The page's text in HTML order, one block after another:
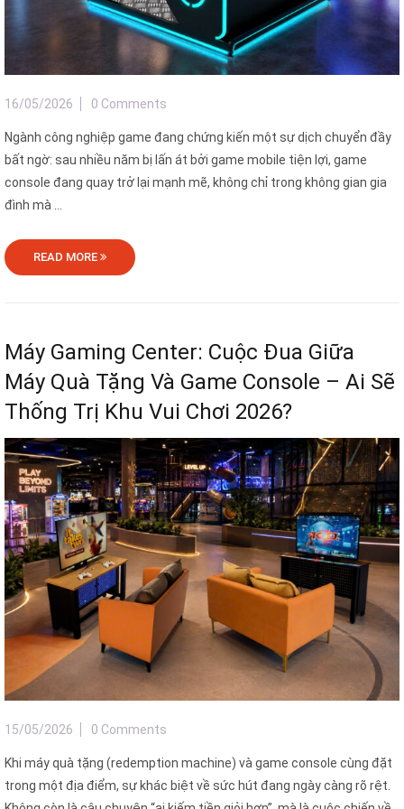
16/05/2026 0 Comments
Ngành công nghiệp game đang chứng kiến một sự dịch chuyển đầy
bất ngờ: sau nhiều năm bị lấn át bởi game mobile tiện lợi, game
console đang quay trở lại mạnh mẽ, không chỉ trong không gian gia
đình mà ...
READ MORE
Máy Gaming Center: Cuộc Đua Giữa
Máy Quà Tặng Và Game Console – Ai Sẽ
Thống Trị Khu Vui Chơi 2026?
15/05/2026 0 Comments
Khi máy quà tặng (redemption machine) và game console cùng đặt
trong một địa điểm, sự khác biệt về sức hút đang ngày càng rõ rệt.